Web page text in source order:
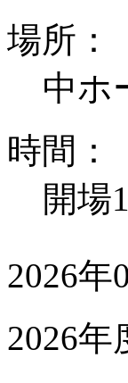
場所：
中ホ
時間：
開
2026年
2026